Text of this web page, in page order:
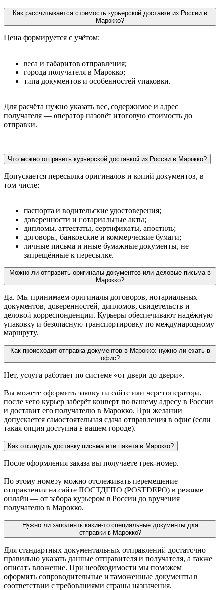
Как рассчитывается стоимость курьерской доставки из России в
Марокко?
Цена формируется с учётом:
веса и габаритов отправления;
города получателя в Марокко;
типа документов и особенностей упаковки.
Для расчёта нужно указать вес, содержимое и адрес
получателя — оператор назовёт итоговую стоимость до
отправки.
Что можно отправить курьерской доставкой из России в Марокко?
Допускается пересылка оригиналов и копий документов, в
том числе:
паспорта и водительские удостоверения;
доверенности и нотариальные акты;
дипломы, аттестаты, сертификаты, апостиль;
договоры, банковские и коммерческие бумаги;
личные письма и иные бумажные документы, не
запрещённые к пересылке.
Можно ли отправить оригиналы документов или деловые письма в
Марокко?
Да. Мы принимаем оригиналы договоров, нотариальных
документов, доверенностей, дипломов, свидетельств и
деловой корреспонденции. Курьеры обеспечивают надёжную
упаковку и безопасную транспортировку по международному
маршруту.
Как происходит отправка документов в Марокко: нужно ли ехать в
офис?
Нет, услуга работает по системе «от двери до двери».
Вы можете оформить заявку на сайте или через оператора,
после чего курьер заберёт конверт по вашему адресу в России
и доставит его получателю в Марокко. При желании
допускается самостоятельная сдача отправления в офис (если
такая опция доступна в вашем городе).
Как отследить доставку письма или пакета в Марокко?
После оформления заказа вы получаете трек-номер.
По этому номеру можно отслеживать перемещение
отправления на сайте ПОСТДЕПО (POSTDEPO) в режиме
онлайн — от забора курьером в России до вручения
получателю в Марокко.
Нужно ли заполнять какие-то специальные документы для
отправки в Марокко?
Для стандартных документальных отправлений достаточно
правильно указать данные отправителя и получателя, а также
описать вложение. При необходимости мы поможем
оформить сопроводительные и таможенные документы в
соответствии с требованиями страны назначения.